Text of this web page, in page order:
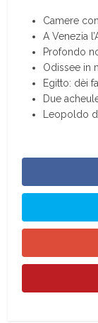
Camere
A Venezia
Profondo
Odissee in
Egitto: dèi
Due
Leopoldo